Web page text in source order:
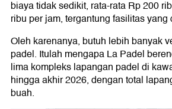
biaya tidak sedikit, rata-rata Rp 200
ribu per jam, tergantung fasilitas yang
Oleh karenanya, butuh lebih banyak
padel. Itulah mengapa La Padel
lima kompleks lapangan padel di
hingga akhir 2026, dengan total
buah.